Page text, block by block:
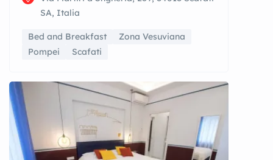
SA, Italia
Bed and Breakfast
Zona Vesuviana
Pompei
Scafati